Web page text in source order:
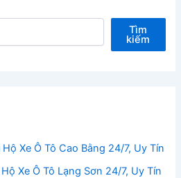
Tìm
kiếm
Xe Ô Tô Cao Bằng 24/7, Uy Tín
Xe Ô Tô Lạng Sơn 24/7, Uy Tín